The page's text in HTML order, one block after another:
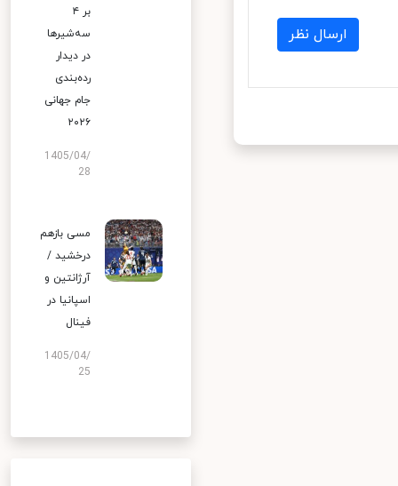
ارسال نظر
بر ۴
سه‌شیرها
در دیدار
رده‌بندی
جام جهانی
۲۰۲۶
1405/04/
28
مسی بازهم
درخشید /
آرژانتین و
اسپانیا در
فینال
1405/04/
25